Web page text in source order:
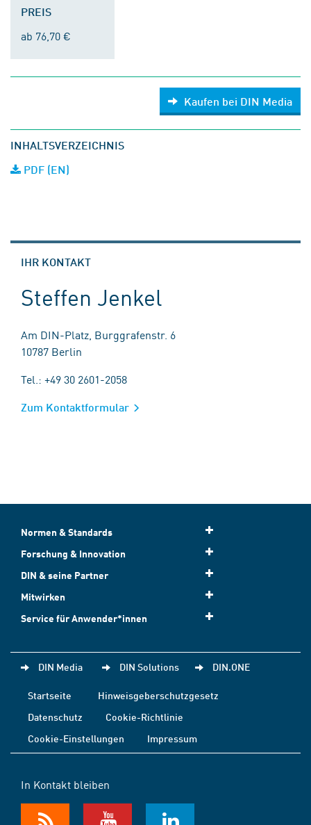
PREIS
ab 76,70 €
Kaufen bei DIN Media
INHALTSVERZEICHNIS
PDF (EN)
IHR KONTAKT
Steffen Jenkel
Am DIN-Platz, Burggrafenstr. 6
10787 Berlin
Tel.: +49 30 2601-2058
Zum Kontaktformular
Normen & Standards
Forschung & Innovation
DIN & seine Partner
Mitwirken
Service für Anwender*innen
DIN Media DIN Solutions DIN.ONE
Startseite
Hinweisgeberschutzgesetz
Datenschutz
Cookie-Richtlinie
Cookie-Einstellungen
Impressum
In Kontakt bleiben